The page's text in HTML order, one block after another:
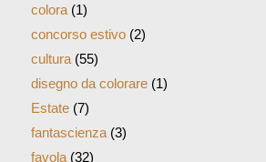
colora(1)
concorso estivo(2)
cultura(55)
disegno da colorare(1)
Estate(7)
fantascienza(3)
favola(32)